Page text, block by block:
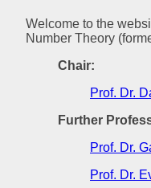
Welcome to the
Number Theory
Chair:
Prof. Dr.
Further
Prof. Dr.
Prof. Dr.